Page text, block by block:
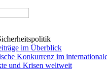
im Überblick
Konkurrenz im
und Krisen weltweit